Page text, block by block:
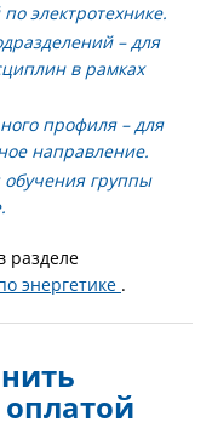
электротехнике.
– для
в рамках
профиля– для
направление.
группы
разделе
энергетике .